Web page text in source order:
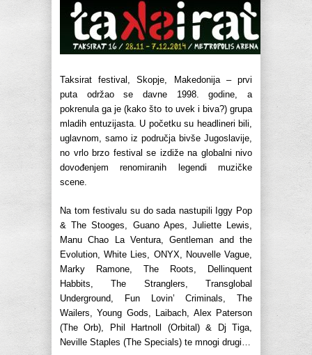
Taksirat festival, Skopje, Makedonija – prvi
puta održao se davne 1998. godine, a
pokrenula ga je (kako što to uvek i biva?) grupa
mladih entuzijasta. U početku su headlineri bili,
uglavnom, samo iz područja bivše Jugoslavije,
no vrlo brzo festival se izdiže na globalni nivo
dovođenjem renomiranih legendi muzičke
scene.
Na tom festivalu su do sada nastupili Iggy Pop
& The Stooges, Guano Apes, Juliette Lewis,
Manu Chao La Ventura, Gentleman and the
Evolution, White Lies, ONYX, Nouvelle Vague,
Marky Ramone, The Roots, Dellinquent
Habbits, The Stranglers, Transglobal
Underground, Fun Lovin’ Criminals, The
Wailers, Young Gods, Laibach, Alex Paterson
(The Orb), Phil Hartnoll (Orbital) & Dj Tiga,
Neville Staples (The Specials) te mnogi drugi…